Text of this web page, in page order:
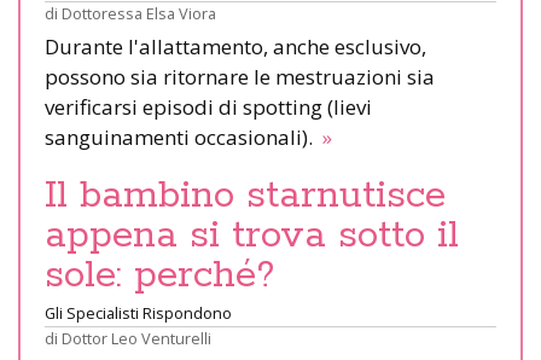
di Dottoressa Elsa Viora
Durante l'allattamento, anche esclusivo,
possono sia ritornare le mestruazioni sia
verificarsi episodi di spotting (lievi
sanguinamenti occasionali). »
Il bambino starnutisce
appena si trova sotto il
sole: perché?
Gli Specialisti Rispondono
di Dottor Leo Venturelli